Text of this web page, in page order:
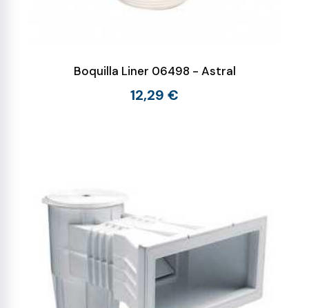
Boquilla Liner 06498 - Astral
12,29 €